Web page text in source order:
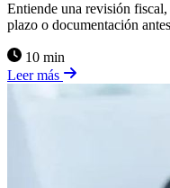
Entiende una revisión
plazo o documentación
10 min
Leer más